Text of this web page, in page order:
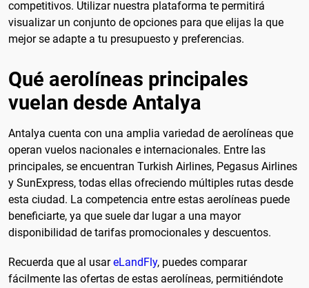
competitivos. Utilizar nuestra plataforma te permitirá
visualizar un conjunto de opciones para que elijas la que
mejor se adapte a tu presupuesto y preferencias.
Qué aerolíneas principales
vuelan desde Antalya
Antalya cuenta con una amplia variedad de aerolíneas que
operan vuelos nacionales e internacionales. Entre las
principales, se encuentran Turkish Airlines, Pegasus Airlines
y SunExpress, todas ellas ofreciendo múltiples rutas desde
esta ciudad. La competencia entre estas aerolíneas puede
beneficiarte, ya que suele dar lugar a una mayor
disponibilidad de tarifas promocionales y descuentos.
Recuerda que al usareLandFly, puedes comparar
fácilmente las ofertas de estas aerolíneas, permitiéndote